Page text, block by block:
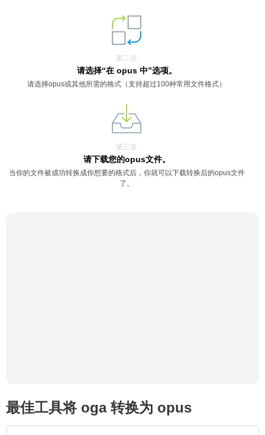
第二步
请选择“在 opus 中”选项。
请选择opus或其他所需的格式（支持超过100种常用文件格式）
第三步
请下载您的opus文件。
当你的文件被成功转换成你想要的格式后，你就可以下载转换后的opus文件
了。
最佳工具将 oga 转换为 opus